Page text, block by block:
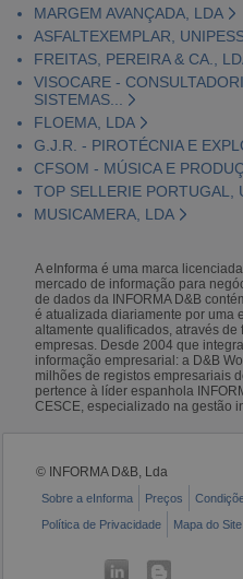
MARGEM AVANÇADA, LDA
ASFALTEXEMPLAR,
FREITAS, PEREIRA & CA.,
VISOCARE -
SISTEMAS...
FLOEMA, LDA
G.J.R. - PIROTÉCNIA E
CFSOM - MÚSICA E
TOP SELLERIE PORTUGAL,
MUSICAMERA, LDA
A eInforma é uma marca
mercado de informação para
de dados da INFORMA D&B
é atualizada diariamente por uma
altamente qualificados, através
empresas. Desde 2004 que
informação empresarial: a D&B
milhões de registos empresariais
pertence à líder espanhola
CESCE, especializado na gestão
© INFORMA D&B, Lda
Sobre a eInforma Preços
Política de Privacidade
Mapa do Site